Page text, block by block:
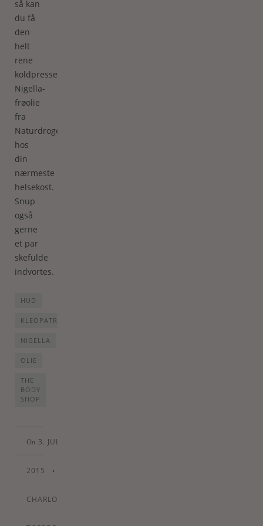
så kan
du få
den
helt
rene
koldpressede
Nigella-
frøolie
fra
Naturdrogeriet
hos
din
nærmeste
helsekost.
Snup
også
gerne
et par
skefulde
indvortes.
HUD
KLEOPATRA
NIGELLA
OLIE
THE
BODY
SHOP
On 3. JULY
2015 •
CHARLOTTE